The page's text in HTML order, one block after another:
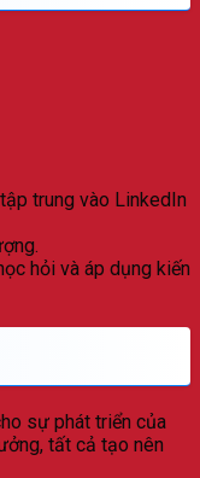
trung vào LinkedIn
hỏi và áp dụng kiến
sự phát triển của
tất cả tạo nên